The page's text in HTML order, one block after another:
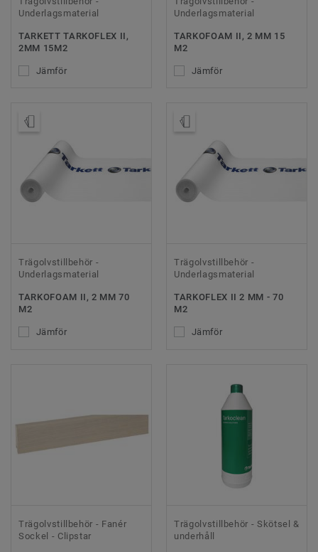
Underlagsmaterial
TARKETT TARKOFLEX II,
2MM 15M2
Jämför
Underlagsmaterial
TARKOFOAM II, 2 MM 15
M2
Jämför
Trägolvstillbehör -
Underlagsmaterial
TARKOFOAM II, 2 MM 70
M2
Jämför
Trägolvstillbehör -
Underlagsmaterial
TARKOFLEX II 2 MM - 70
M2
Jämför
Trägolvstillbehör - Fanér
Sockel - Clipstar
Trägolvstillbehör - Skötsel &
underhåll